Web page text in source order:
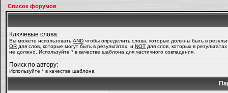
Список форумов
Ключевые слова:
Вы можете использовать AND чтобы определить слова, которые должны быть в
OR для слов, которые могут быть в результатах, и NOT для слов, которых в
не должно. Используйте * в качестве шаблона для частичного совпадения.
Поиск по автору:
Используйте * в качестве шаблона